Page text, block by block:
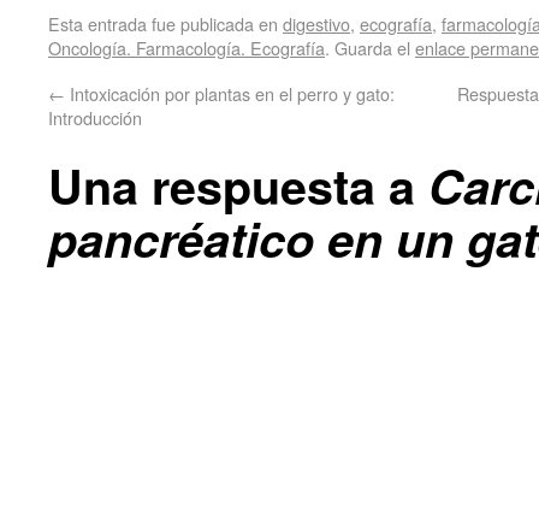
Esta entrada fue publicada en digestivo, ecografía,
Oncología. Farmacología. Ecografía. Guarda el enlace
← Intoxicación por plantas en el perro y gato:
Introducción
Una respuesta a
pancréatico en un